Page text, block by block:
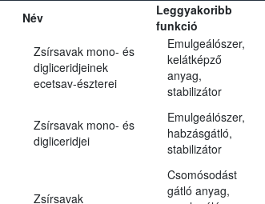
Név
Leggyakoribb
funkció
Zsírsavak mono- és
digliceridjeinek
ecetsav-észterei
Emulgeálószer,
kelátképző
anyag,
stabilizátor
Zsírsavak mono- és
digliceridjei
Emulgeálószer,
habzásgátló,
stabilizátor
Zsírsavak
Csomósodást
gátló anyag,